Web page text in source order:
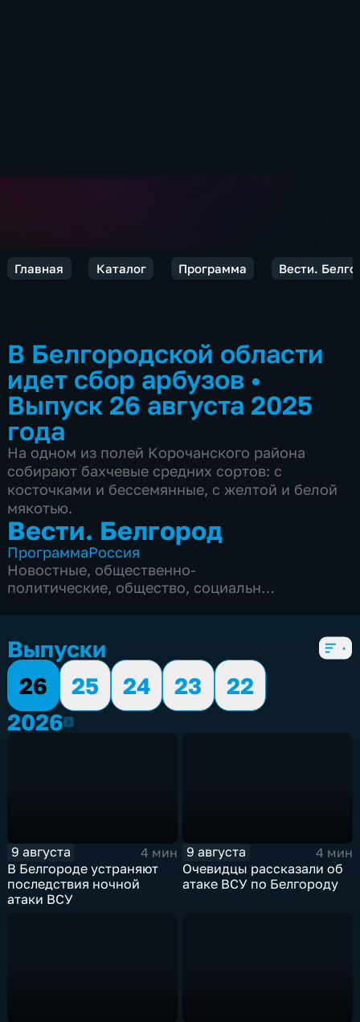
Главная Каталог Программа Вести.
В Белгородской области
идет сбор арбузов •
Выпуск 26 августа 2025
года
На одном из полей Корочанского района
собирают бахчевые средних сортов: с
косточками и бессемянные, с желтой и белой
мякотью.
Вести. Белгород
ПрограммаРоссия
Новостные, общественно-
политические, общество, социально-
Выпуски
26
25 24 23
22
20262026
9 августа
4 мин
В Белгороде устраняют
последствия ночной
атаки ВСУ
9 августа
4 мин
Очевидцы рассказали об
атаке ВСУ по Белгороду